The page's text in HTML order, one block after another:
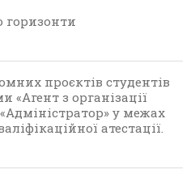
проєктів студентів
«Агент з організації
у межах
атестації.